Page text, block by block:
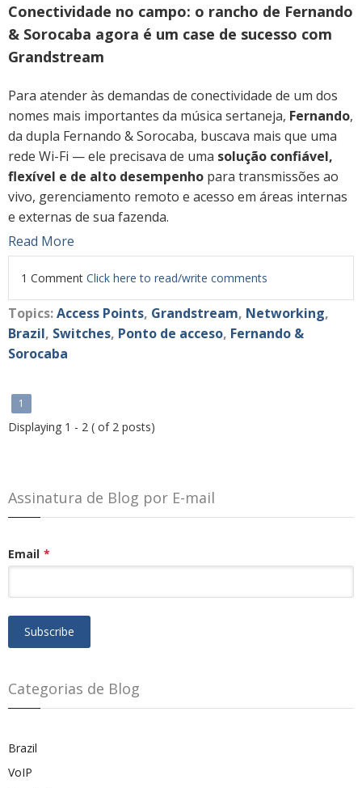
Conectividade no campo: o rancho de Fernando
& Sorocaba agora é um case de sucesso com
Grandstream
Para atender às demandas de conectividade de um dos
nomes mais importantes da música sertaneja, Fernando,
da dupla Fernando & Sorocaba, buscava mais que uma
rede Wi-Fi — ele precisava de uma solução confiável,
flexível e de alto desempenho para transmissões ao
vivo, gerenciamento remoto e acesso em áreas internas
e externas de sua fazenda.
Read More
1 Comment Click here to read/write comments
Topics:Access Points, Grandstream, Networking,
Brazil, Switches, Ponto de acceso, Fernando &
Sorocaba
1
Displaying 1 - 2 ( of 2 posts)
Assinatura de Blog por E-mail
Email *
Categorias de Blog
Brazil
VoIP